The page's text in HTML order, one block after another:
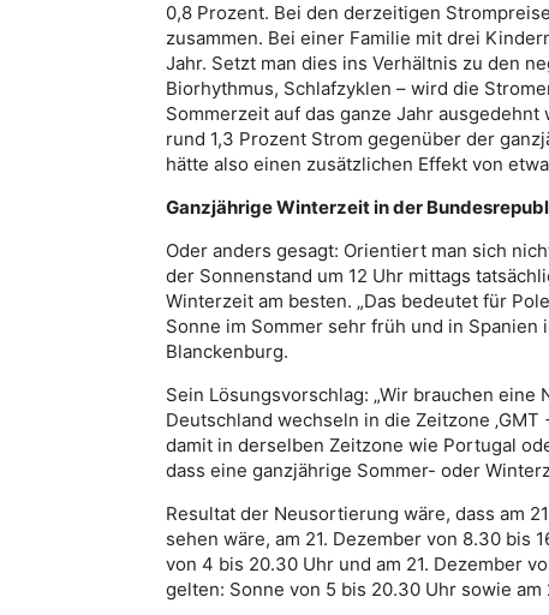
0,8 Prozent. Bei den derzeitigen
zusammen. Bei einer Familie mit drei
Jahr. Setzt man dies ins Verhältnis zu den
Biorhythmus, Schlafzyklen – wird die
Sommerzeit auf das ganze Jahr
rund 1,3 Prozent Strom gegenüber der
hätte also einen zusätzlichen Effekt von
Ganzjährige Winterzeit in der
Oder anders gesagt: Orientiert man sich
der Sonnenstand um 12 Uhr mittags
Winterzeit am besten. „Das bedeutet für
Sonne im Sommer sehr früh und in
Blanckenburg.
Sein Lösungsvorschlag: „Wir brauchen
Deutschland wechseln in die Zeitzone ‚GMT
damit in derselben Zeitzone wie Portugal
dass eine ganzjährige Sommer- oder
Resultat der Neusortierung wäre, dass am
sehen wäre, am 21. Dezember von 8.30 bis
von 4 bis 20.30 Uhr und am 21. Dezember
gelten: Sonne von 5 bis 20.30 Uhr sowie am